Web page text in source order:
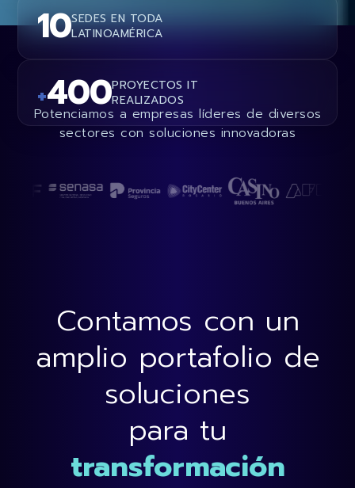
10SEDES EN TODA
LATINOAMÉRICA
+400PROYECTOS IT
REALIZADOS
Potenciamos a empresas líderes de diversos
sectores con soluciones innovadoras
Contamos con un
amplio portafolio de
soluciones
para tu
transformación